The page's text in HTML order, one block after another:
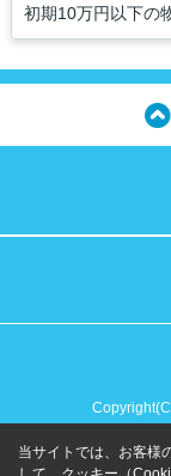
初期10万円以下の
当サイトでは、お客様